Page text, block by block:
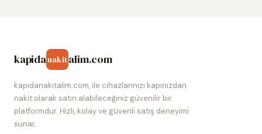
kapidanakitalim.com
kapidanakitalim.com, ile cihazlarınızı kapınızdan
nakit olarak satın alabileceğiniz güvenilir bir
platformdur. Hızlı, kolay ve güvenli satış deneyimi
sunar.